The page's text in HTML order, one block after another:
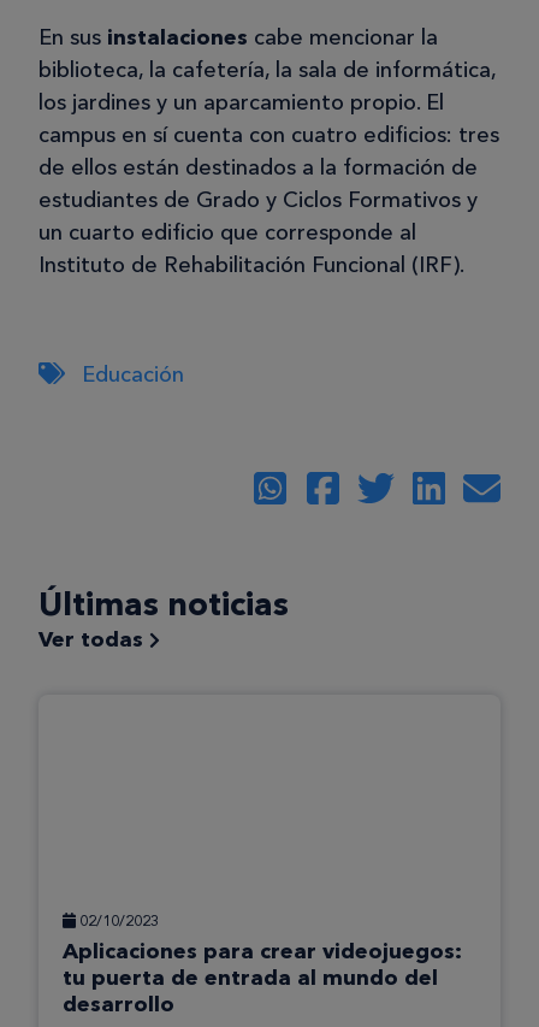
En sus instalaciones cabe mencionar la
biblioteca, la cafetería, la sala de informática,
los jardines y un aparcamiento propio. El
campus en sí cuenta con cuatro edificios: tres
de ellos están destinados a la formación de
estudiantes de Grado y Ciclos Formativos y
un cuarto edificio que corresponde al
Instituto de Rehabilitación Funcional (IRF).
Educación
Últimas noticias
Ver todas
02/10/2023
Aplicaciones para crear videojuegos:
tu puerta de entrada al mundo del
desarrollo